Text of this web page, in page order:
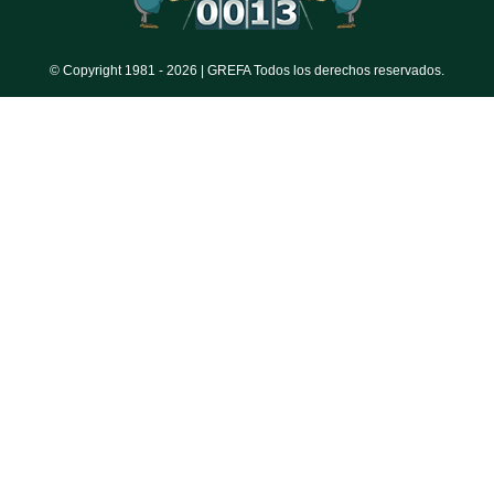
© Copyright 1981 - 2026 | GREFA Todos los derechos reservados.